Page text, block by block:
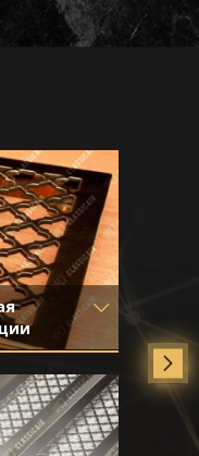
латунь